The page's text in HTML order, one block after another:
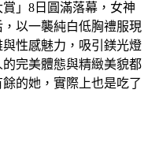
」8日圓滿落幕，女神
以一襲純白低胸禮服現
性感魅力，吸引鎂光燈
完美體態與精緻美貌都
的她，實際上也是吃了